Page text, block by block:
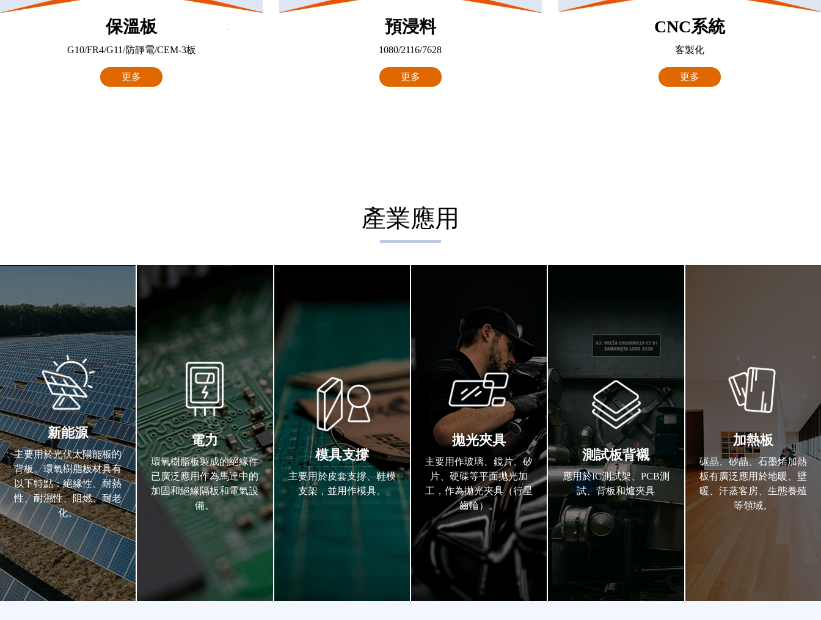
保溫板
G10/FR4/G11/防靜電/CEM-3板
更多
預浸料
1080/2116/7628
更多
CNC系統
客製化
更多
產業應用
新能源
主要用於光伏太陽能板的
背板。環氧樹脂板材具有
以下特點：絕緣性、耐熱
性、耐濕性、阻燃、耐老
化。
電力
環氧樹脂板製成的絕緣件
已廣泛應用作為馬達中的
加固和絕緣隔板和電氣設
備。
模具支撐
主要用於皮套支撐、鞋模
支架，並用作模具。
拋光夾具
主要用作玻璃、鏡片、矽
片、硬碟等平面拋光加
工，作為拋光夾具（行星
齒輪）。
測試板背襯
應用於IC測試架、PCB測
試、背板和爐夾具
加熱板
碳晶、矽晶、石墨烯加熱
板有廣泛應用於地暖、壁
暖、汗蒸客房、生態養殖
等領域。